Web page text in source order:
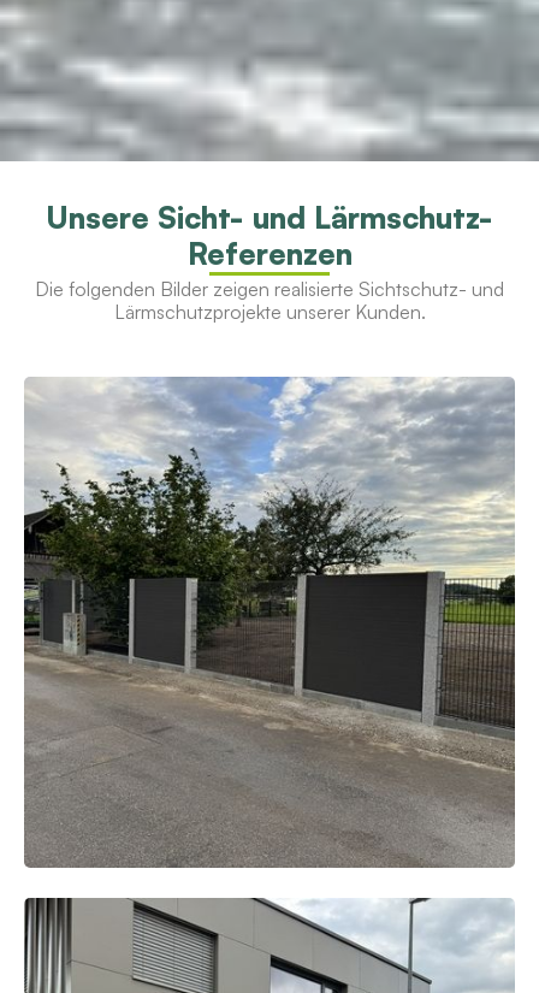
Unsere Sicht- und Lärmschutz-
Referenzen
Die folgenden Bilder zeigen realisierte Sichtschutz- und
Lärmschutzprojekte unserer Kunden.